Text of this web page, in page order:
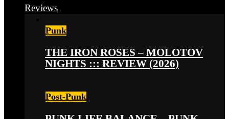
Reviews
Punk
THE IRON ROSES – MOLOTOV
NIGHTS ::: REVIEW (2026)
Post-Punk